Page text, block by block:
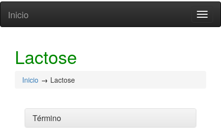
Inicio
Lactose
Inicio Lactose
Término